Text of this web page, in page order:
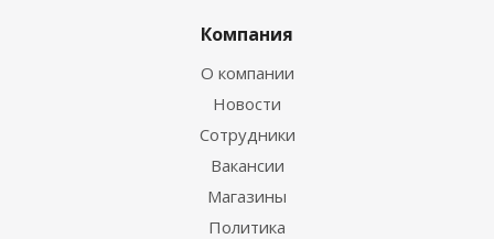
Компания
О компании
Новости
Сотрудники
Вакансии
Магазины
Политика